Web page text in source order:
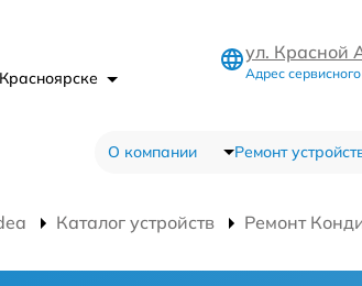
ул. Красной
Адрес
О компании Ремонт
Каталог устройств Ремонт